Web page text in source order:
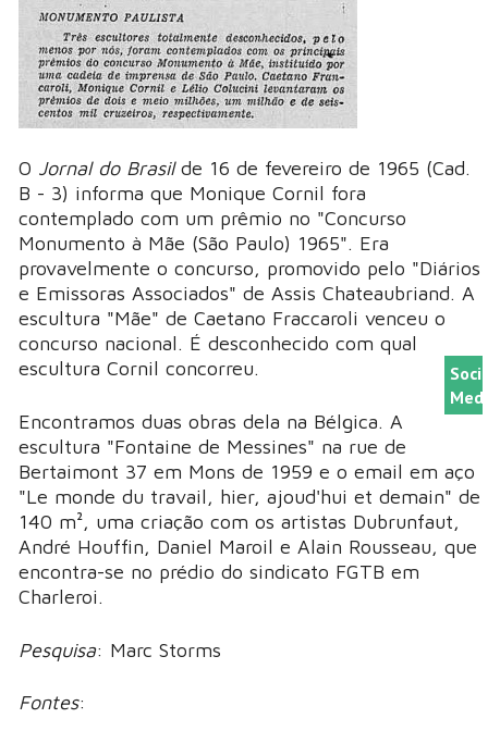
O Jornal do Brasilde 16 de fevereiro de 1965 (Cad.
B - 3) informa que Monique Cornil fora
contemplado com um prêmio no "Concurso
Monumento à Mãe (São Paulo) 1965". Era
provavelmente o concurso, promovido pelo "Diários
e Emissoras Associados" de Assis Chateaubriand. A
escultura "Mãe" de Caetano Fraccaroli venceu o
concurso nacional. É desconhecido com qual
escultura Cornil concorreu.
Encontramos duas obras dela na Bélgica. A
escultura "Fontaine de Messines" na rue de
Bertaimont 37 em Mons de 1959 e o email em aço
"Le monde du travail, hier, ajoud'hui et demain" de
140 m², uma criação com os artistas Dubrunfaut,
André Houffin, Daniel Maroil e Alain Rousseau, que
encontra-se no prédio do sindicato FGTB em
Charleroi.
Pesquisa: Marc Storms
Fontes: